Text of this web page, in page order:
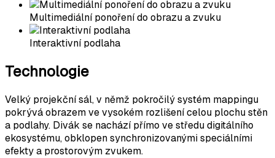
Multimediální ponoření do obrazu a zvuku
Interaktivní podlaha
Technologie
Velký projekční sál, v němž pokročilý systém mappingu
pokrývá obrazem ve vysokém rozlišení celou plochu stěn
a podlahy. Divák se nachází přímo ve středu digitálního
ekosystému, obklopen synchronizovanými speciálními
efekty a prostorovým zvukem.